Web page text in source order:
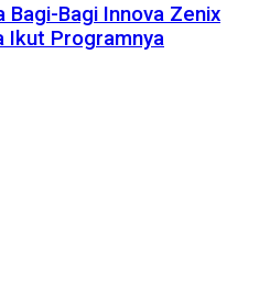
Bagi-Bagi Innova Zenix
Ikut Programnya